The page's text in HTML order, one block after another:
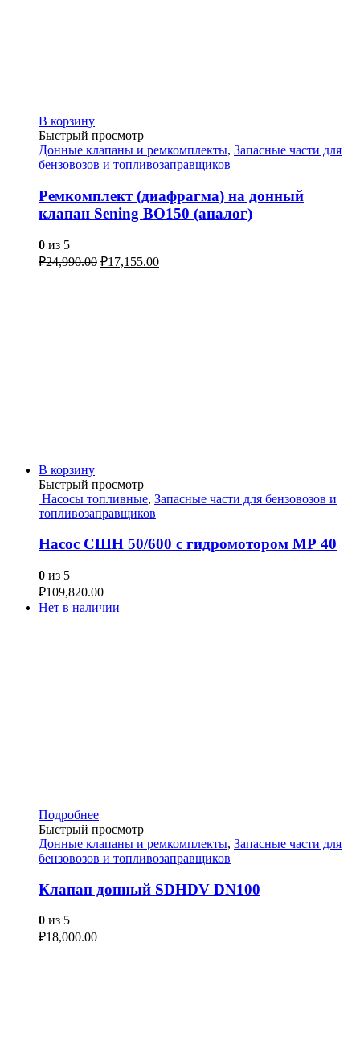
В корзину
Быстрый просмотр
Донные клапаны и ремкомплекты, Запасные части для
бензовозов и топливозаправщиков
Ремкомплект (диафрагма) на донный
клапан Sening BO150 (аналог)
0 из 5
₽24,990.00 ₽17,155.00
В корзину
Быстрый просмотр
Насосы топливные, Запасные части для бензовозов и
топливозаправщиков
Насос СШН 50/600 с гидромотором МР 40
0 из 5
₽109,820.00
Нет в наличии
Подробнее
Быстрый просмотр
Донные клапаны и ремкомплекты, Запасные части для
бензовозов и топливозаправщиков
Клапан донный SDHDV DN100
0 из 5
₽18,000.00